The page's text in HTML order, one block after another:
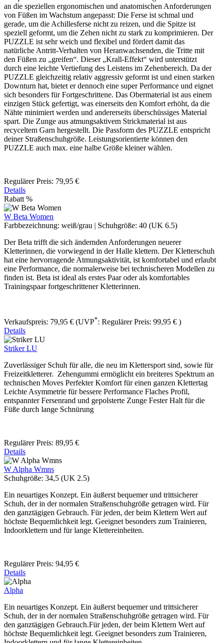
an die speziellen ergonomischen und anatomischen Anforderungen
von Füßen im Wachstum angepasst: Die Ferse ist schmal und
gerade, um die Achillesferse nicht zu reizen, und die Spitze ist
speziell geformt, um die Zehen nicht zu stark zu komprimieren. Der
PUZZLE ist sehr weich und flexibel und fördert damit das
natürliche Antritt-Verhalten von Heranwachsenden, die Tritte mit
den Füßen zu „greifen“. Dieser „Krall-Effekt“ wird unterstützt
durch eine leichte Vertiefung des Leistens im Zehenbereich. Da der
PUZZLE gleichzeitig relativ aggressiv geformt ist und einen starken
Downturn hat, bietet er dennoch eine super Performance und eignet
sich besonders für Fortgeschrittene. Das Obermaterial ist aus einem
einzigen Stück gefertigt, was einerseits den Komfort erhöht, da die
Nähte minimiert werden und andererseits überschüssiges Material
spart. Die Zunge aus atmungsaktivem Strickmaterial ist aus
recyceltem Garn hergestellt. Die Passform des PUZZLE entspricht
deiner Straßenschuhgröße. Leistungsorientierte können den
PUZZLE auch max. eine halbe Größe kleiner wählen.
Regulärer Preis: 79,95 €
Details
Rabatt %
W Beta Women
Farbbezeichnung: weiß/grau | Schuhgröße: 40 (UK 6.5)
Der Beta ​trifft die sich ändernden Anforderungen neuerer
Kletterinnen, die vorwiegend in der Halle klettern. Der Kletterschuh
hat eine hervorragende Atmungsaktivität, ist komfortabel und erlaubt
eine Performance, die normalerweise bei technischeren Modellen zu
finden ist. Beta ist ideal als erstes Paar oder als komfortables
Trainingspaar fortgeschrittener Kletterinnen.
Verkaufspreis: 79,95 € (UVP*: Regulärer Preis: 99,95 € )
Details
Striker LU
Zuverlässiger Schuh für alle, die neu im Klettersport sind, sowie für
Freizeitkletterer. Zehengummi ermöglicht ein breiteres Spektrum an
technischen Moves Perfekter Komfort für einen ganzen Klettertag
Leichte Asymmetrie für bessere Performance Flaches Profil,
entspannter Fersenrand und gepolsterte Zunge Fester Halt für die
Füße durch lange Schnürung
Regulärer Preis: 89,95 €
Details
W Alpha Wmns
Schuhgröße: 34,5 (UK 2.5)
Ein neuartiges Konzept. Ein äußerst bequemer und trittsicherer
Schuh, der in der normalen Straßenschuhgröße getragen wird. Für
den ganztägigen Gebrauch. Für jeden, der beim Klettern Wert auf
höchste Bequemlichkeit legt. Geeignet besonders zum Trainieren,
Indoorklettern und für lange Klettereinheiten.
Regulärer Preis: 94,95 €
Details
Alpha
Ein neuartiges Konzept. Ein äußerst bequemer und trittsicherer
Schuh, der in der normalen Straßenschuhgröße getragen wird. Für
den ganztägigen Gebrauch.Für jeden, der beim Klettern Wert auf
höchste Bequemlichkeit legt. Geeignet besonders zum Trainieren,